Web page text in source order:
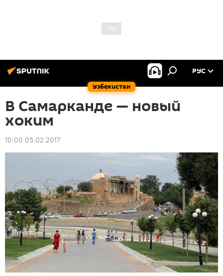
Узбекистан
РУС
В Самарканде — новый
хоким
10:00 05.02.2017